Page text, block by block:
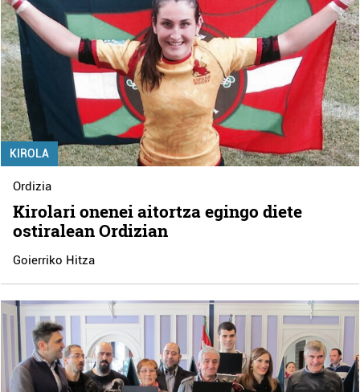
KIROLA
Ordizia
Kirolari onenei aitortza egingo diete
ostiralean Ordizian
Goierriko Hitza